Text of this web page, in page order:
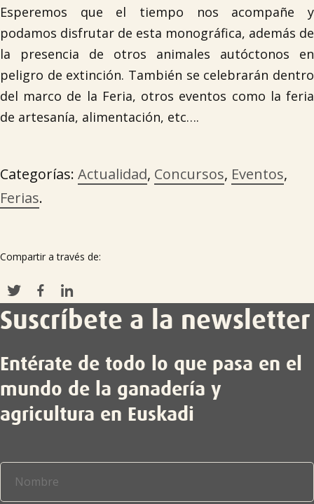
Esperemos que el tiempo nos acompañe y
podamos disfrutar de esta monográfica, además de
la presencia de otros animales autóctonos en
peligro de extinción. También se celebrarán dentro
del marco de la Feria, otros eventos como la feria
de artesanía, alimentación, etc….
Categorías: Actualidad, Concursos, Eventos,
Ferias.
Compartir a través de:
Suscríbete a la newsletter
Entérate de todo lo que pasa en el
mundo de la ganadería y
agricultura en Euskadi